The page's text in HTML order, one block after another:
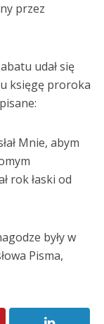
przez
udał się
księgę proroka
Mnie, abym
rok łaski od
były w
Pisma,